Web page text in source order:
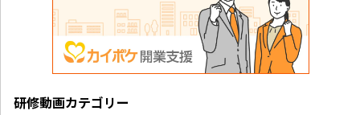
研修動画カテゴリー